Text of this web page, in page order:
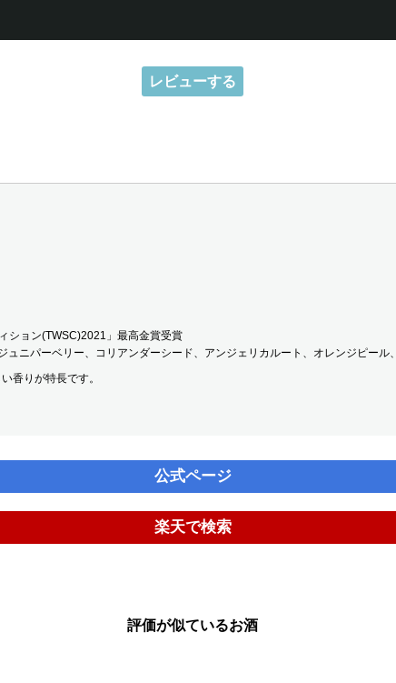
レビューする
ション(TWSC)2021」最高金賞受賞
ュニパーベリー、コリアンダーシード、アンジェリカルート、オレンジピー
香りが特長です。
公式ページ
楽天で検索
評価が似ているお酒